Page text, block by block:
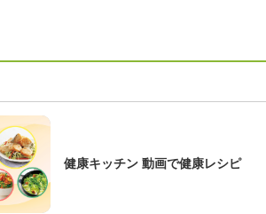
健康キッチン 動画で健康レシピ